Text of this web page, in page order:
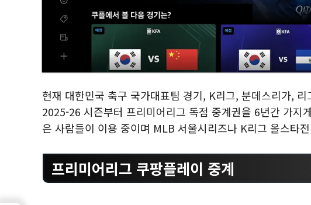
현재 대한민국 축구 국가대표팀 경기, K리그, 분데스리가,
2025-26 시즌부터 프리미어리그 독점 중계권을 6년간 가지
은 사람들이 이용 중이며 MLB 서울시리즈나 K리그 올스타
프리미어리그 쿠팡플레이 중계